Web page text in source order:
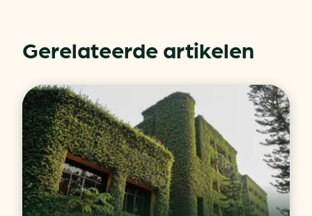
Gerelateerde artikelen